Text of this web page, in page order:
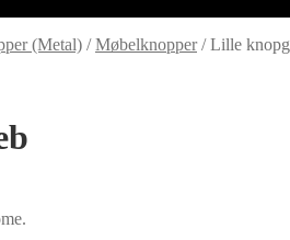
(Metal) /Møbelknopper/Lille